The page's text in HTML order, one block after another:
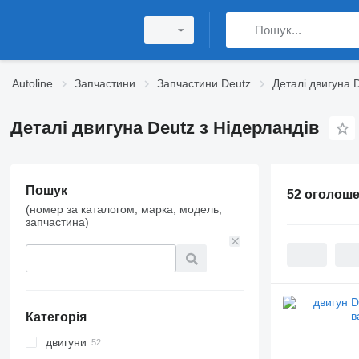
Autoline Запчастини Запчастини Deutz Деталі двигуна
Деталі двигуна Deutz з Нідерландів
Пошук
(номер за каталогом, марка, модель,
запчастина)
Категорія
двигуни
52